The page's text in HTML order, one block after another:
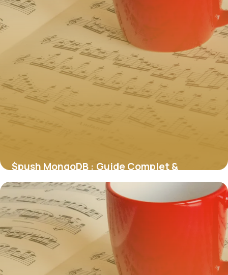
$push MongoDB : Guide Complet &
Exemples 2026
29 mai 2026